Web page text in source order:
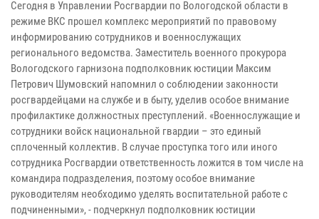
Сегодня в Управлении Росгвардии по Вологодской области в
режиме ВКС прошел комплекс мероприятий по правовому
информированию сотрудников и военнослужащих
регионального ведомства. Заместитель военного прокурора
Вологодского гарнизона подполковник юстиции Максим
Петрович Шумовский напомнил о соблюдении законности
росгвардейцами на службе и в быту, уделив особое внимание
профилактике должностных преступлений. «Военнослужащие и
сотрудники войск национальной гвардии – это единый
сплоченный коллектив. В случае проступка того или иного
сотрудника Росгвардии ответственность ложится в том числе на
командира подразделения, поэтому особое внимание
руководителям необходимо уделять воспитательной работе с
подчиненными», - подчеркнул подполковник юстиции